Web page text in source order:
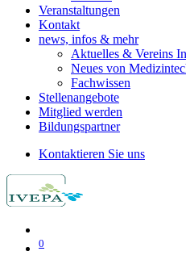
Veranstaltungen
Kontakt
news, infos & mehr
Aktuelles & Vereins
Neues von
Fachwissen
Stellenangebote
Mitglied werden
Bildungspartner
Kontaktieren Sie uns
0